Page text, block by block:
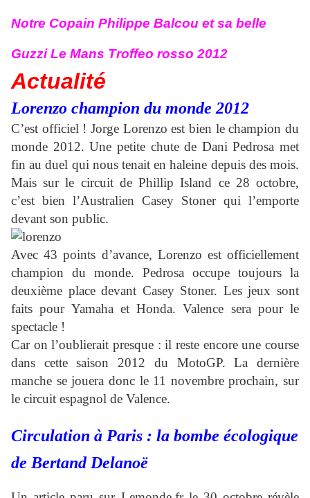
Notre Copain Philippe Balcou et sa belle
Guzzi Le Mans Troffeo rosso 2012
Actualité
Lorenzo champion du monde 2012
C’est officiel ! Jorge Lorenzo est bien le champion du
monde 2012. Une petite chute de Dani Pedrosa met
fin au duel qui nous tenait en haleine depuis des mois.
Mais sur le circuit de Phillip Island ce 28 octobre,
c’est bien l’Australien Casey Stoner qui l’emporte
devant son public.
Avec 43 points d’avance, Lorenzo est officiellement
champion du monde. Pedrosa occupe toujours la
deuxième place devant Casey Stoner. Les jeux sont
faits pour Yamaha et Honda. Valence sera pour le
spectacle !
Car on l’oublierait presque : il reste encore une course
dans cette saison 2012 du MotoGP. La dernière
manche se jouera donc le 11 novembre prochain, sur
le circuit espagnol de Valence.
Circulation à Paris : la bombe écologique
de Bertand Delanoë